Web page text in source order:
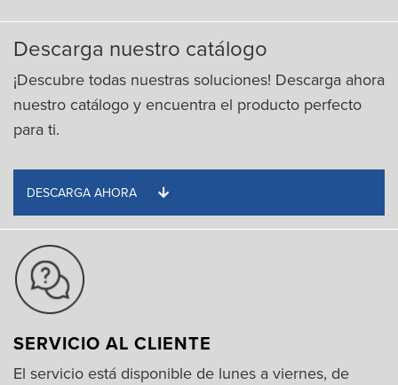
Descarga nuestro catálogo
¡Descubre todas nuestras soluciones! Descarga ahora
nuestro catálogo y encuentra el producto perfecto
para ti.
DESCARGA AHORA
SERVICIO AL CLIENTE
El servicio está disponible de lunes a viernes, de